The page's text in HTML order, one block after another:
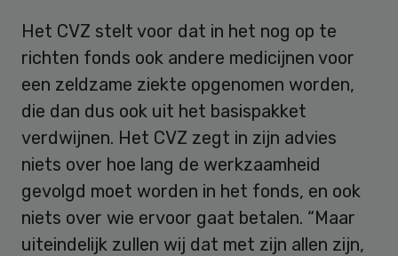
Het CVZ stelt voor dat in het nog op te
richten fonds ook andere medicijnen voor
een zeldzame ziekte opgenomen worden,
die dan dus ook uit het basispakket
verdwijnen. Het CVZ zegt in zijn advies
niets over hoe lang de werkzaamheid
gevolgd moet worden in het fonds, en ook
niets over wie ervoor gaat betalen. “Maar
uiteindelijk zullen wij dat met zijn allen zijn,